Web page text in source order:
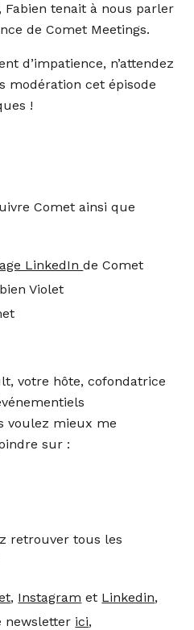
Fabien tenait à nous parler
de Comet Meetings.
d’impatience, n’attendez
modération cet épisode
!
Comet ainsi que
LinkedInde Comet
Violet
votre hôte, cofondatrice
voulez mieux me
sur :
retrouver tous les
, Instagram et Linkedin,
newsletter ici,